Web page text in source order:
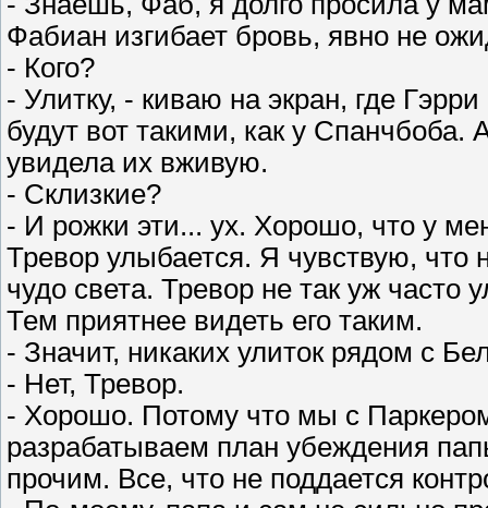
Фабиан изгибает бровь, явно не
- Кого?
- Улитку, - киваю на экран, где
будут вот такими, как у Спанчбоба.
увидела их вживую.
- Склизкие?
- И рожки эти... ух. Хорошо, что у
Тревор улыбается. Я чувствую, что
чудо света. Тревор не так уж часто
Тем приятнее видеть его таким.
- Значит, никаких улиток рядом с
- Нет, Тревор.
- Хорошо. Потому что мы с
разрабатываем план убеждения
прочим. Все, что не поддается